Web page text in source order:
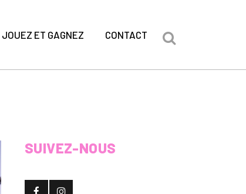
JOUEZ ET GAGNEZ CONTACT
SUIVEZ-NOUS